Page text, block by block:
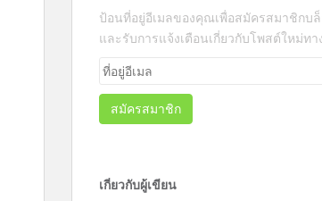
ป้อนที่อยู่อีเมลของคุณเพื่อสมัครสมาชิกบ
และรับการแจ้งเตือนเกี่ยวกับโพสต์ใหม่ทา
ที่
อีเมล
สมัครสมาชิก
เกี่ยวกับผู้เขียน